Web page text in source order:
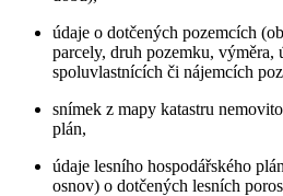
údaje o dotčených pozemcích
parcely, druh pozemku, výměra,
spoluvlastnících či nájemcích
snímek z mapy katastru
plán,
údaje lesního hospodářského
osnov) o dotčených lesních